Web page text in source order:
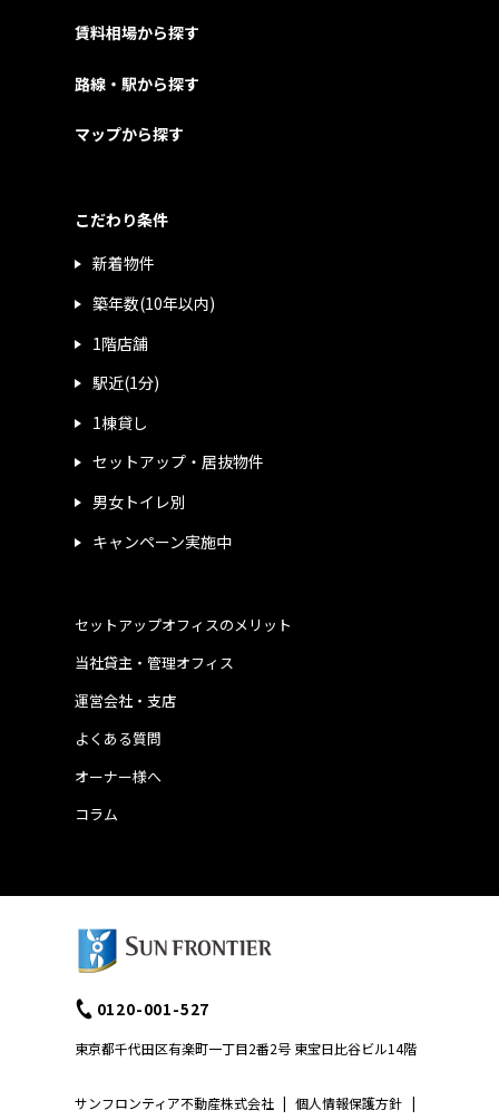
賃料相場から探す
路線・駅から探す
マップから探す
こだわり条件
新着物件
築年数(10年以内)
1階店舗
駅近(1分)
1棟貸し
セットアップ・居抜物件
男女トイレ別
キャンペーン実施中
運営会社・支店
よくある質問
当社貸主・管理オフィス
オーナー様へ
コラム
セットアップオフィスのメリット
サンフロンティア不動産株式会社 | 個人情報保護方針 |
0120-001-527
東京都千代田区有楽町一丁目2番2号 東宝日比谷ビル14階